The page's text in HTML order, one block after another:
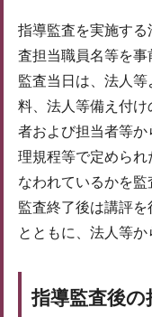
指導監査を実施す
査担当職員名等を事
監査当日は、法人
料、法人等備え付
者および担当者等
理規程等で定められ
なわれているかを監
監査終了後は講評
とともに、法人等か
指導監査後の